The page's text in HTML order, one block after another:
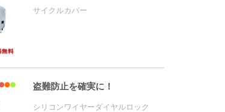
サイクルカバー
盗難防止を確実に！
シリコンワイヤーダイヤルロック